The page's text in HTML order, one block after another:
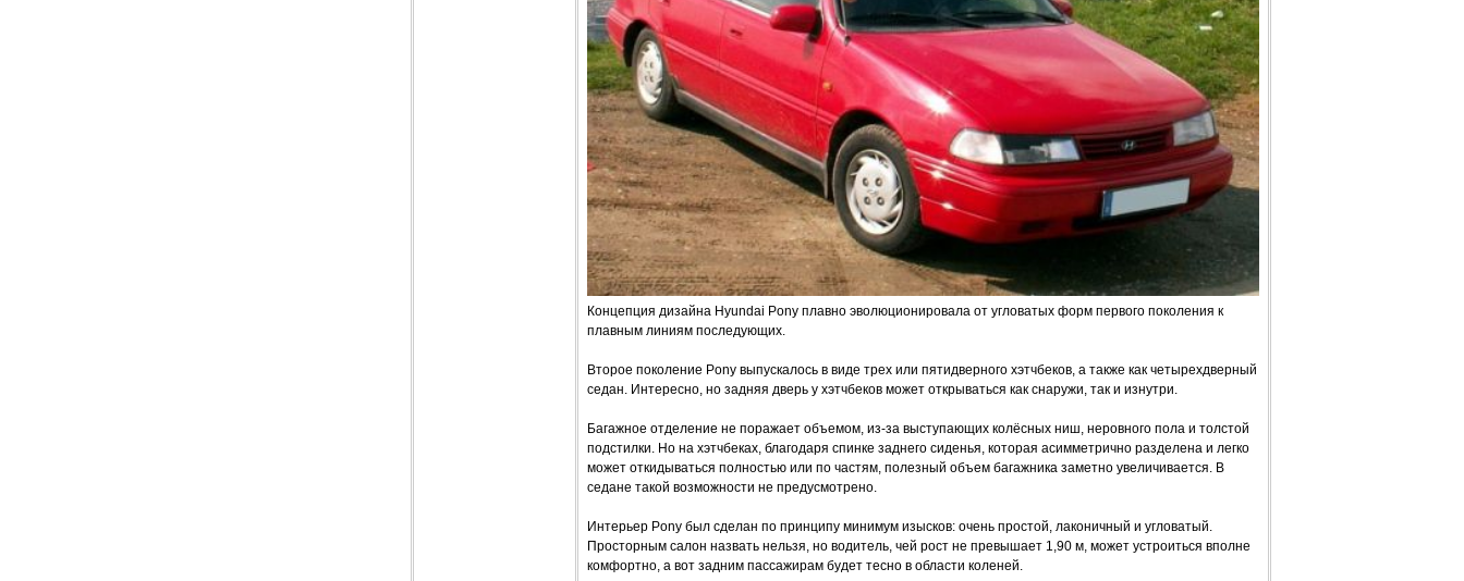
Концепция дизайна Hyundai Pony плавно эволюционировала от угловатых форм первого поколения к
плавным линиям последующих.
Второе поколение Pony выпускалось в виде трех или пятидверного хэтчбеков, а также как четырехдверный
седан. Интересно, но задняя дверь у хэтчбеков может открываться как снаружи, так и изнутри.
Багажное отделение не поражает объемом, из-за выступающих колёсных ниш, неровного пола и толстой
подстилки. Но на хэтчбеках, благодаря спинке заднего сиденья, которая асимметрично разделена и легко
может откидываться полностью или по частям, полезный объем багажника заметно увеличивается. В
седане такой возможности не предусмотрено.
Интерьер Pony был сделан по принципу минимум изысков: очень простой, лаконичный и угловатый.
Просторным салон назвать нельзя, но водитель, чей рост не превышает 1,90 м, может устроиться вполне
комфортно, а вот задним пассажирам будет тесно в области коленей.